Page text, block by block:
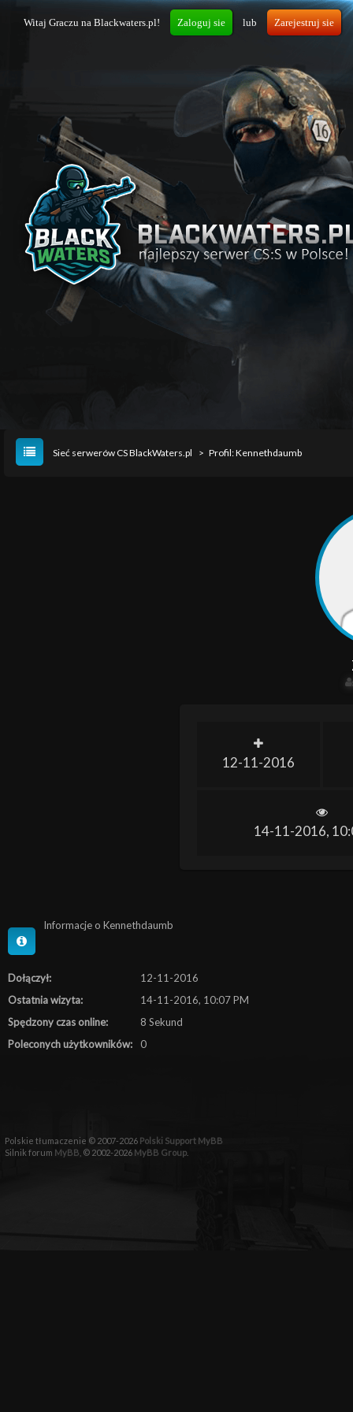
Witaj Graczu na Blackwaters.pl! Zaloguj sie lub Zarejestruj sie
Sieć serwerów CS BlackWaters.pl > Profil: Kennethdaumb
12-11-2016
14-11-2016,
Informacje o Kennethdaumb
Dołączył:
12-11-2016
Ostatnia wizyta:
14-11-2016, 10:07 PM
Spędzony czas online:
8 Sekund
Poleconych użytkowników:
0
Polskie tłumaczenie © 2007-2026 Polski Support MyBB
Silnik forum MyBB , © 2002-2026 MyBB Group